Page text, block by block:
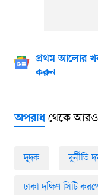
প্রথম আলোর
করুন
অপরাধথেকে
দুদক দুর্নীতি
ঢাকা দক্ষিণ সিটি